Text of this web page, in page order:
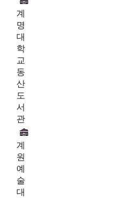
계
명
대
학
교
동
산
도
서
관
계
원
예
술
대